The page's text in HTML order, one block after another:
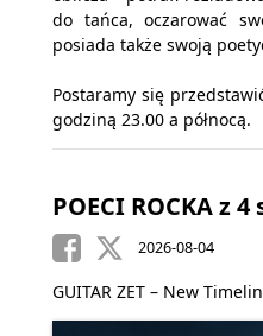
do tańca, oczarować
posiada także swoją
Postaramy się
godziną 23.00 a północą.
POECI ROCKA z
2026-08-04
GUITAR ZET – New